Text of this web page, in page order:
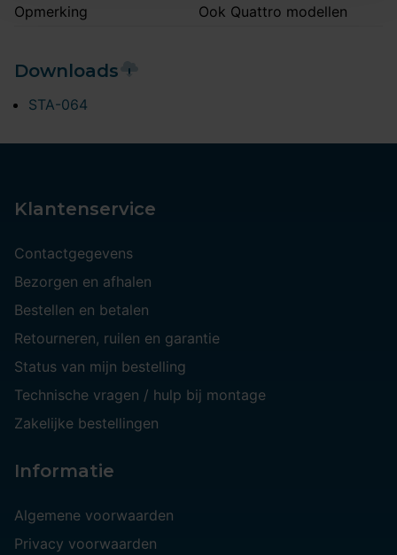
Opmerking
Ook Quattro modellen
Downloads
STA-064
Klantenservice
Contactgegevens
Bezorgen en afhalen
Bestellen en betalen
Retourneren, ruilen en garantie
Status van mijn bestelling
Technische vragen / hulp bij montage
Zakelijke bestellingen
Informatie
Algemene voorwaarden
Privacy voorwaarden